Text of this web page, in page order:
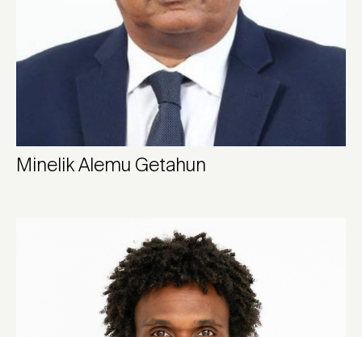
Minelik Alemu Getahun